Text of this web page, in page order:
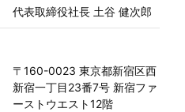
代表取締役社長 土谷 健次郎
〒160-0023 東京都新宿区西
新宿一丁目23番7号 新宿ファ
ーストウエスト12階